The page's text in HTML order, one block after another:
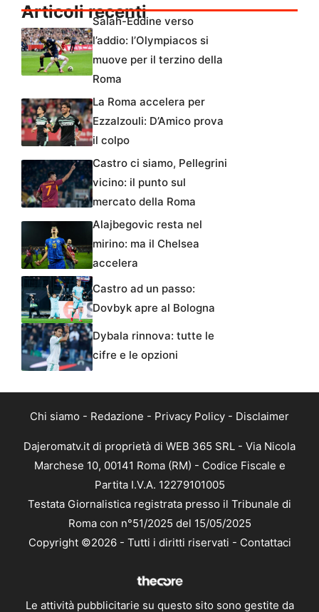
Articoli recenti
Salah-Eddine verso
l’addio: l’Olympiacos si
muove per il terzino della
Roma
La Roma accelera per
Ezzalzouli: D’Amico prova
il colpo
Castro ci siamo, Pellegrini
vicino: il punto sul
mercato della Roma
Alajbegovic resta nel
mirino: ma il Chelsea
accelera
Castro ad un passo:
Dovbyk apre al Bologna
Dybala rinnova: tutte le
cifre e le opzioni
Chi siamo - Redazione - Privacy Policy - Disclaimer
Dajeromatv.it di proprietà di WEB 365 SRL - Via Nicola
Marchese 10, 00141 Roma (RM) - Codice Fiscale e
Partita I.V.A. 12279101005
Testata Giornalistica registrata presso il Tribunale di
Roma con n°51/2025 del 15/05/2025
Copyright ©2026 - Tutti i diritti riservati - Contattaci
Le attività pubblicitarie su questo sito sono gestite da